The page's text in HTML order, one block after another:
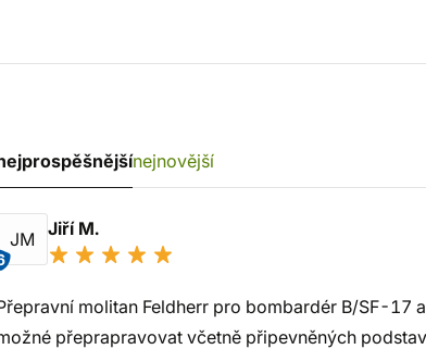
nejnovější
JM Jiří M.
molitan Feldherr pro bombardér B/SF-17
přeprapravovat včetně připevněných